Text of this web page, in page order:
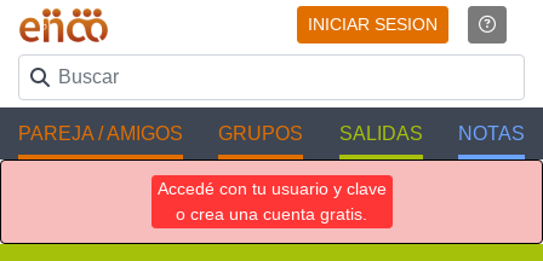
INICIAR SESION
PAREJA / AMIGOS GRUPOS SALIDAS NOTAS
Accedé con tu usuario y clave
o crea una cuenta gratis.